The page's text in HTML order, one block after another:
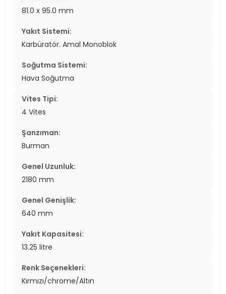
81.0 x 95.0 mm
Yakıt Sistemi:
Karbüratör. Amal Monoblok
Soğutma Sistemi:
Hava Soğutma
Vites Tipi:
4 Vites
Şanzıman:
Burman
Genel Uzunluk:
2180 mm
Genel Genişlik:
640 mm
Yakıt Kapasitesi:
13.25 litre
Renk Seçenekleri:
Kırmızı/chrome/Altın